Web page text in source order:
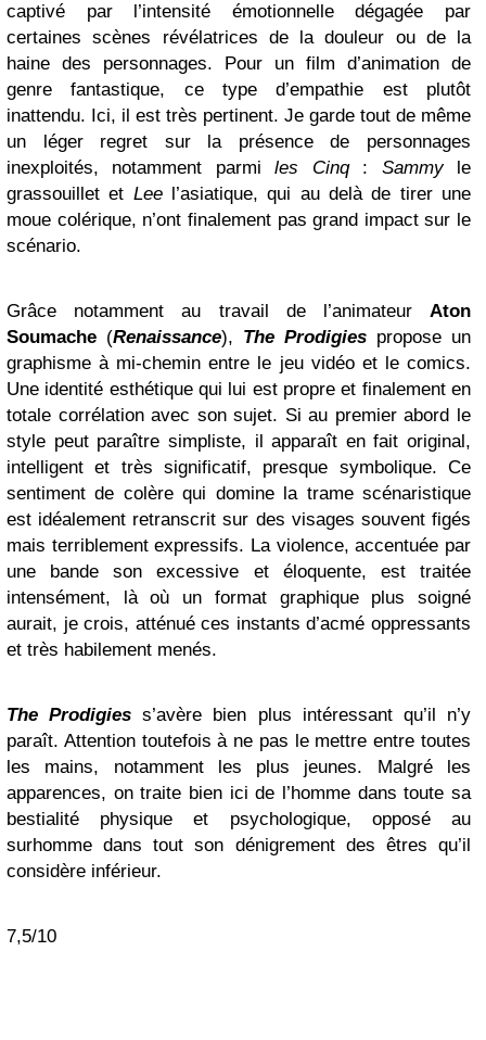
captivé par l’intensité émotionnelle dégagée par
certaines scènes révélatrices de la douleur ou de la
haine des personnages. Pour un film d’animation de
genre fantastique, ce type d’empathie est plutôt
inattendu. Ici, il est très pertinent. Je garde tout de même
un léger regret sur la présence de personnages
inexploités, notamment parmiles Cinq: Sammyle
grassouillet et Leel’asiatique, qui au delà de tirer une
moue colérique, n’ont finalement pas grand impact sur le
scénario.
Grâce notamment au travail de l’animateur Aton
Soumache (Renaissance), The Prodigies propose un
graphisme à mi-chemin entre le jeu vidéo et le comics.
Une identité esthétique qui lui est propre et finalement en
totale corrélation avec son sujet. Si au premier abord le
style peut paraître simpliste, il apparaît en fait original,
intelligent et très significatif, presque symbolique. Ce
sentiment de colère qui domine la trame scénaristique
est idéalement retranscrit sur des visages souvent figés
mais terriblement expressifs. La violence, accentuée par
une bande son excessive et éloquente, est traitée
intensément, là où un format graphique plus soigné
aurait, je crois, atténué ces instants d’acmé oppressants
et très habilement menés.
The Prodigies s’avère bien plus intéressant qu’il n’y
paraît. Attention toutefois à ne pas le mettre entre toutes
les mains, notamment les plus jeunes. Malgré les
apparences, on traite bien ici de l’homme dans toute sa
bestialité physique et psychologique, opposé au
surhomme dans tout son dénigrement des êtres qu’il
considère inférieur.
7,5/10